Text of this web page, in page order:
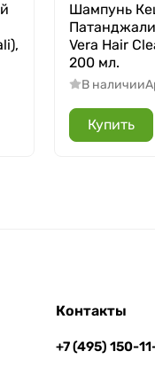
Шампунь
Vera Hair
200 мл.
В наличии
Купить
Контакты
+7 (495) 150-